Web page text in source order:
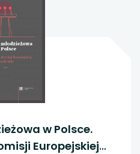
w Polsce.
Europejskiej